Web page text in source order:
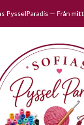
PysselParadis — Från